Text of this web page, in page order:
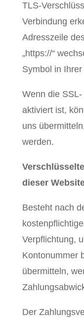
TLS-
Verbindung
Adresszeile
„https://“
Symbol in
Wenn die
aktiviert ist,
uns
werden.
dieser
Besteht nach
Verpflichtung,
Kontonummer
übermitteln,
Der